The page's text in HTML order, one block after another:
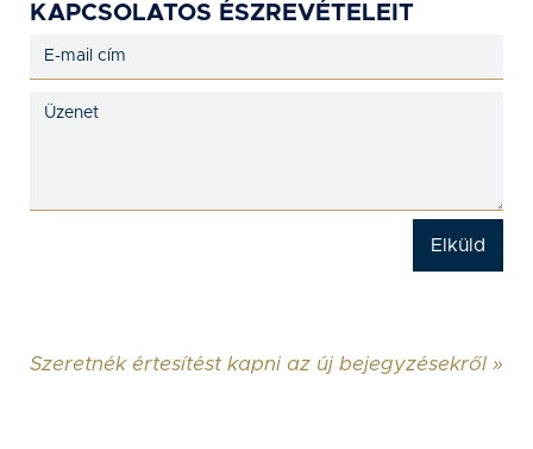
KAPCSOLATOS ÉSZREVÉTELEIT
Szeretnék értesítést kapni az új bejegyzésekről »